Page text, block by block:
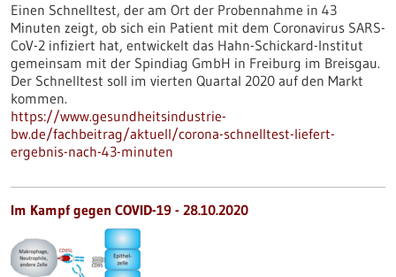
Einen Schnelltest, der am Ort der Probennahme in 43
Minuten zeigt, ob sich ein Patient mit dem Coronavirus SARS-
CoV-2 infiziert hat, entwickelt das Hahn-Schickard-Institut
gemeinsam mit der Spindiag GmbH in Freiburg im Breisgau.
Der Schnelltest soll im vierten Quartal 2020 auf den Markt
kommen.
https://www.gesundheitsindustrie-
bw.de/fachbeitrag/aktuell/corona-schnelltest-liefert-
ergebnis-nach-43-minuten
Im Kampf gegen COVID-19 - 28.10.2020